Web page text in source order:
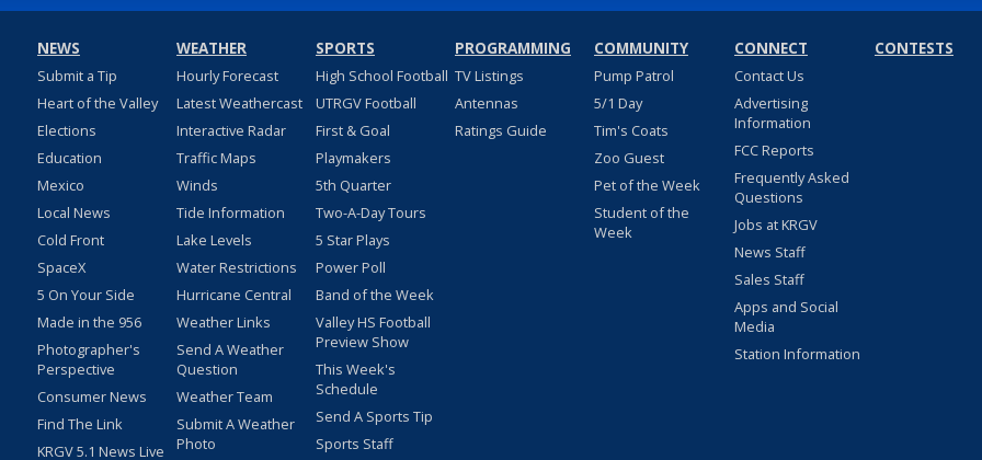
NEWS
Submit a Tip
Heart of the Valley
Elections
Education
Mexico
Local News
Cold Front
SpaceX
5 On Your Side
Made in the 956
Photographer's
Perspective
Consumer News
Find The Link
KRGV 5.1 News Live
WEATHER
Hourly Forecast
Latest Weathercast
Interactive Radar
Traffic Maps
Winds
Tide Information
Lake Levels
Water Restrictions
Hurricane Central
Weather Links
Send A Weather
Question
Weather Team
Submit A Weather
Photo
SPORTS
High School Football
UTRGV Football
First & Goal
Playmakers
5th Quarter
Two-A-Day Tours
5 Star Plays
Power Poll
Band of the Week
Valley HS Football
Preview Show
This Week's
Schedule
Send A Sports Tip
Sports Staff
PROGRAMMING
TV Listings
Antennas
Ratings Guide
COMMUNITY
Pump Patrol
5/1 Day
Tim's Coats
Zoo Guest
Pet of the Week
Student of the
Week
CONNECT
Contact Us
Advertising
Information
FCC Reports
Frequently Asked
Questions
Jobs at KRGV
News Staff
Sales Staff
Apps and Social
Media
Station Information
CONTESTS